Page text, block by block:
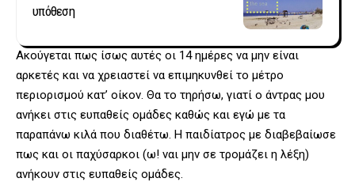
υπόθεση
Ακούγεται πως ίσως αυτές οι 14 ημέρες να μην είναι
αρκετές και να χρειαστεί να επιμηκυνθεί το μέτρο
περιορισμού κατ’ οίκον. Θα το τηρήσω, γιατί ο άντρας μου
ανήκει στις ευπαθείς ομάδες καθώς και εγώ με τα
παραπάνω κιλά που διαθέτω. Η παιδίατρος με διαβεβαίωσε
πως και οι παχύσαρκοι (ω! ναι μην σε τρομάζει η λέξη)
ανήκουν στις ευπαθείς ομάδες.